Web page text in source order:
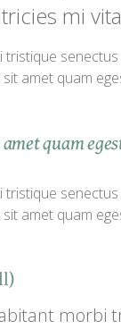
mi
amet quam
quam
amet quam
morbi